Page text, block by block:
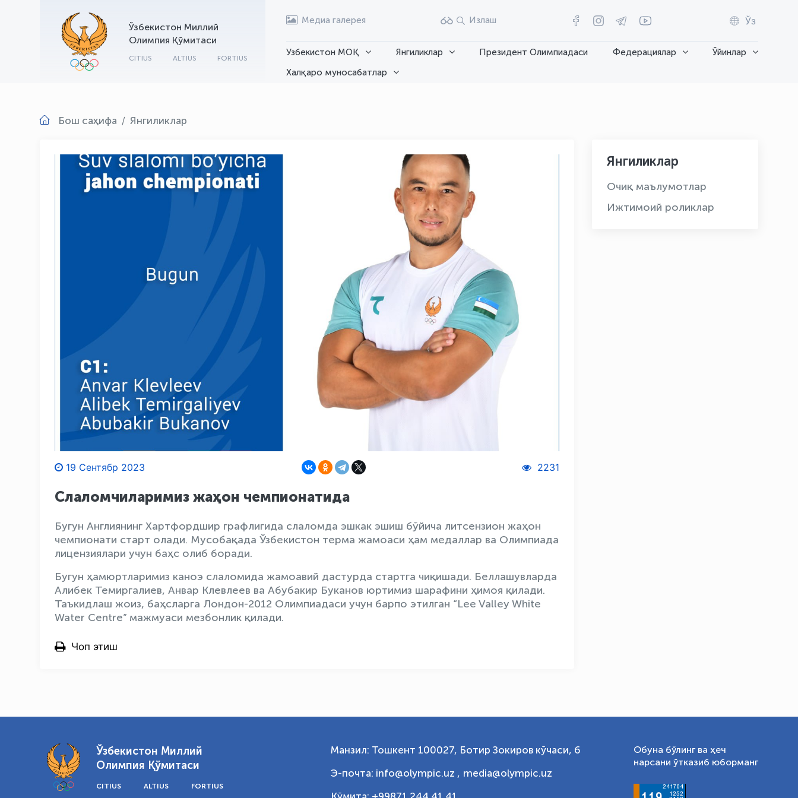
Ўзбекистон Миллий
Олимпия Қўмитаси
CITIUS ALTIUS FORTIUS
Медиа галерея Излаш Ўз
Узбекистон МОҚ Янгиликлар Президент Олимпиадаси Федерациялар
Ўйинлар
Халқаро муносабатлар
Бош саҳифа Янгиликлар
19 Сентябр 2023 2231
Слаломчиларимиз жаҳон чемпионатида
Бугун Англиянинг Хартфордшир графлигида слаломда эшкак эшиш бўйича литсензион жаҳон
чемпионати старт олади. Мусобақада Ўзбекистон терма жамоаси ҳам медаллар ва Олимпиада
лицензиялари учун баҳс олиб боради.
Бугун ҳамюртларимиз каноэ слаломида жамоавий дастурда стартга чиқишади. Беллашувларда
Алибек Темиргалиев, Анвар Клевлеев ва Абубакир Буканов юртимиз шарафини ҳимоя қилади.
Таъкидлаш жоиз, баҳсларга Лондон-2012 Олимпиадаси учун барпо этилган “Lee Valley White
Water Centre” мажмуаси мезбонлик қилади.
Чоп этиш
Янгиликлар
Очиқ маълумотлар
Ижтимоий роликлар
Ўзбекистон Миллий
Олимпия Қўмитаси
CITIUS ALTIUS FORTIUS
Манзил: Тошкент 100027, Ботир Зокиров кўчаси, 6
Э-почта: info@olympic.uz , media@olympic.uz
Обуна бўлинг ва ҳеч
нарсани ўтказиб юборманг